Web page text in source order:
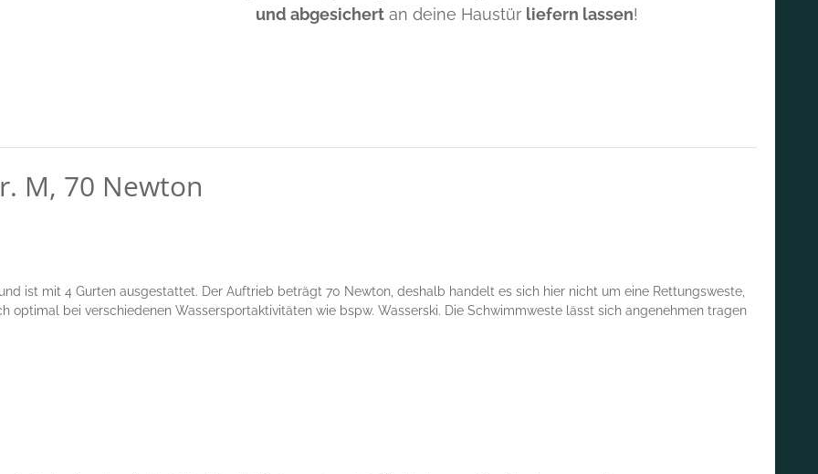
und abgesichert an deine Haustür liefern lassen!
M, 70 Newton
ist mit 4 Gurten ausgestattet. Der Auftrieb beträgt 70 Newton, deshalb handelt es sich hier nicht um eine Rettungsweste,
optimal bei verschiedenen Wassersportaktivitäten wie bspw. Wasserski. Die Schwimmweste lässt sich angenehmen tragen